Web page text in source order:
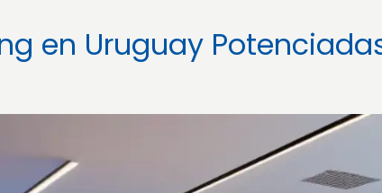
en Uruguay